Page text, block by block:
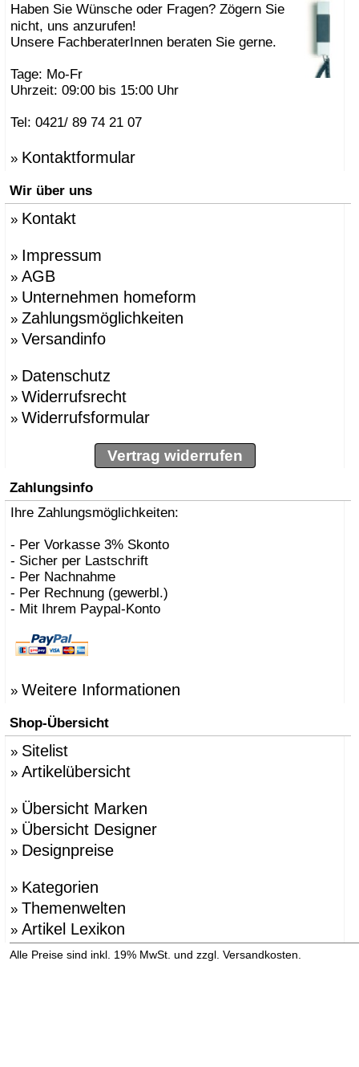
Haben Sie Wünsche oder Fragen? Zögern Sie
nicht, uns anzurufen!
Unsere FachberaterInnen beraten Sie gerne.
Tage: Mo-Fr
Uhrzeit: 09:00 bis 15:00 Uhr
Tel: 0421/ 89 74 21 07
» Kontaktformular
Wir über uns
» Kontakt
» Impressum
» AGB
» Unternehmen homeform
» Zahlungsmöglichkeiten
» Versandinfo
» Datenschutz
» Widerrufsrecht
» Widerrufsformular
Vertrag widerrufen
Zahlungsinfo
Ihre Zahlungsmöglichkeiten:
- Per Vorkasse 3% Skonto
- Sicher per Lastschrift
- Per Nachnahme
- Per Rechnung (gewerbl.)
- Mit Ihrem Paypal-Konto
» Weitere Informationen
Shop-Übersicht
» Sitelist
» Artikelübersicht
» Übersicht Marken
» Übersicht Designer
» Designpreise
» Kategorien
» Themenwelten
» Artikel Lexikon
Alle Preise sind inkl. 19% MwSt. und zzgl. Versandkosten.